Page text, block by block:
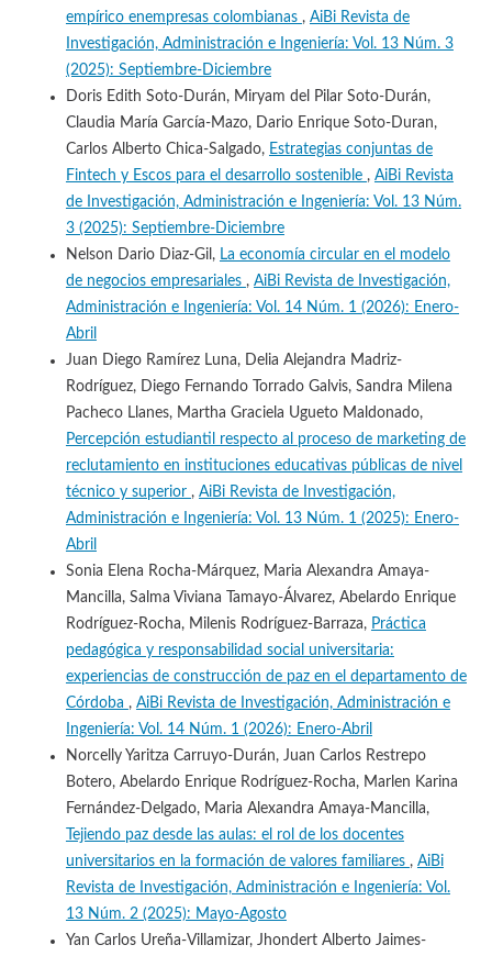
empírico enempresas colombianas , AiBi Revista de
Investigación, Administración e Ingeniería: Vol. 13 Núm. 3
(2025): Septiembre-Diciembre
Doris Edith Soto-Durán, Miryam del Pilar Soto-Durán,
Claudia María García-Mazo, Dario Enrique Soto-Duran,
Carlos Alberto Chica-Salgado, Estrategias conjuntas de
Fintech y Escos para el desarrollo sostenible , AiBi Revista
de Investigación, Administración e Ingeniería: Vol. 13 Núm.
3 (2025): Septiembre-Diciembre
Nelson Dario Diaz-Gil, La economía circular en el modelo
de negocios empresariales , AiBi Revista de Investigación,
Administración e Ingeniería: Vol. 14 Núm. 1 (2026): Enero-
Abril
Juan Diego Ramírez Luna, Delia Alejandra Madriz-
Rodríguez, Diego Fernando Torrado Galvis, Sandra Milena
Pacheco Llanes, Martha Graciela Ugueto Maldonado,
Percepción estudiantil respecto al proceso de marketing de
reclutamiento en instituciones educativas públicas de nivel
técnico y superior , AiBi Revista de Investigación,
Administración e Ingeniería: Vol. 13 Núm. 1 (2025): Enero-
Abril
Sonia Elena Rocha-Márquez, Maria Alexandra Amaya-
Mancilla, Salma Viviana Tamayo-Álvarez, Abelardo Enrique
Rodríguez-Rocha, Milenis Rodríguez-Barraza, Práctica
pedagógica y responsabilidad social universitaria:
experiencias de construcción de paz en el departamento de
Córdoba , AiBi Revista de Investigación, Administración e
Ingeniería: Vol. 14 Núm. 1 (2026): Enero-Abril
Norcelly Yaritza Carruyo-Durán, Juan Carlos Restrepo
Botero, Abelardo Enrique Rodríguez-Rocha, Marlen Karina
Fernández-Delgado, Maria Alexandra Amaya-Mancilla,
Tejiendo paz desde las aulas: el rol de los docentes
universitarios en la formación de valores familiares , AiBi
Revista de Investigación, Administración e Ingeniería: Vol.
13 Núm. 2 (2025): Mayo-Agosto
Yan Carlos Ureña-Villamizar, Jhondert Alberto Jaimes-